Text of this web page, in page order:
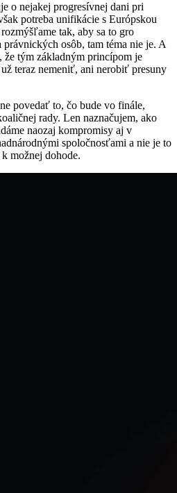
o nejakej progresívnej dani pri
potreba unifikácie s Európskou
tak, aby sa to gro
osôb, tam téma nie je. A
že tým základným princípom je
teraz nemeniť, ani nerobiť presuny
povedať to, čo bude vo finále,
rady. Len naznačujem, ako
naozaj kompromisy aj v
spoločnosťami a nie je to
možnej dohode.